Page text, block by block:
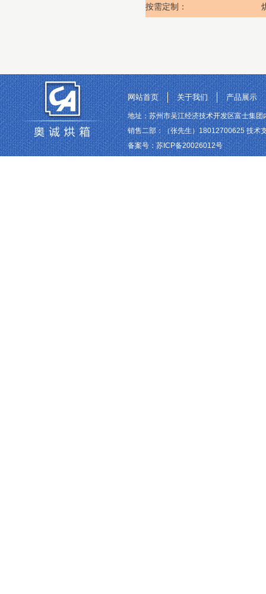
按需定制：
网站首页 关于我们 产品展示
地址：苏州市吴江经济技术开发区富士集
销售二部：（张先生）18012700625 技术
备案号：苏ICP备20026012号